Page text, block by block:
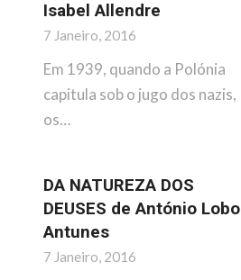
Isabel Allendre
7 Janeiro, 2016
Em 1939, quando a Polónia
capitula sob o jugo dos nazis,
os…
DA NATUREZA DOS
DEUSES de António Lobo
Antunes
7 Janeiro, 2016